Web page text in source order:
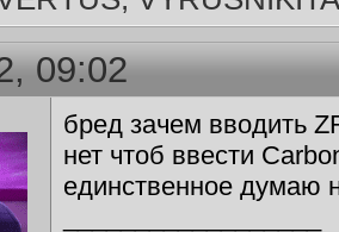
09:02
бред зачем вводить
нет чтоб ввести
единственное думаю